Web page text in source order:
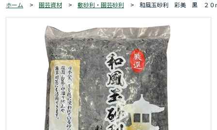
ホーム > 園芸資材 > 敷砂利・園芸砂利 > 和風玉砂利 彩美 黒 ２０